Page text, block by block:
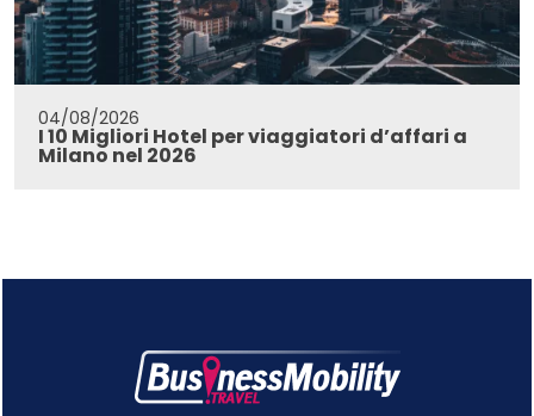
04/08/2026
I 10 Migliori Hotel per viaggiatori d’affari a
Milano nel 2026